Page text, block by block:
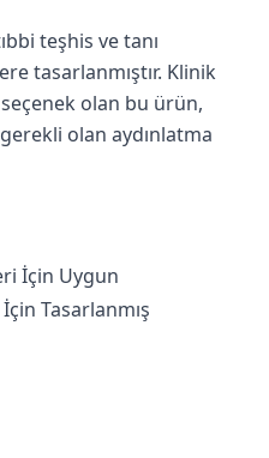
teşhis ve tanı
tasarlanmıştır. Klinik
olan bu ürün,
olan aydınlatma
İçin Uygun
Tasarlanmış